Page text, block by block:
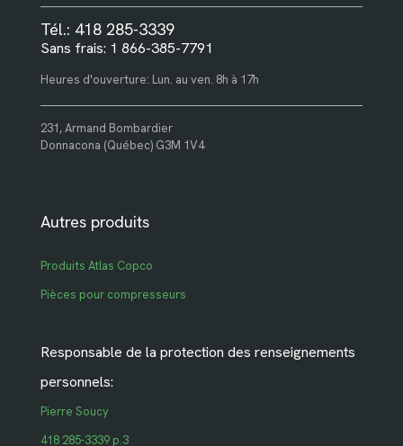
Tél.: 418 285-3339
Sans frais: 1 866-385-7791
Heures d'ouverture: Lun. au ven. 8h à 17h
231, Armand Bombardier
Donnacona (Québec) G3M 1V4
Autres produits
Produits Atlas Copco
Pièces pour compresseurs
Responsable de la protection des renseignements
personnels:
Pierre Soucy
418 285-3339 p.3